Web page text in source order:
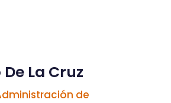
La Cruz
de